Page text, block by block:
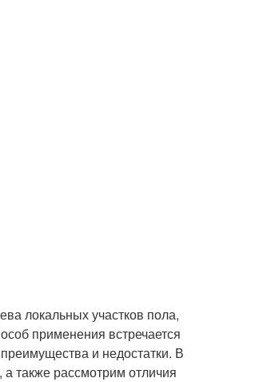
локальных участков пола,
применения встречается
и недостатки. В
также рассмотрим отличия